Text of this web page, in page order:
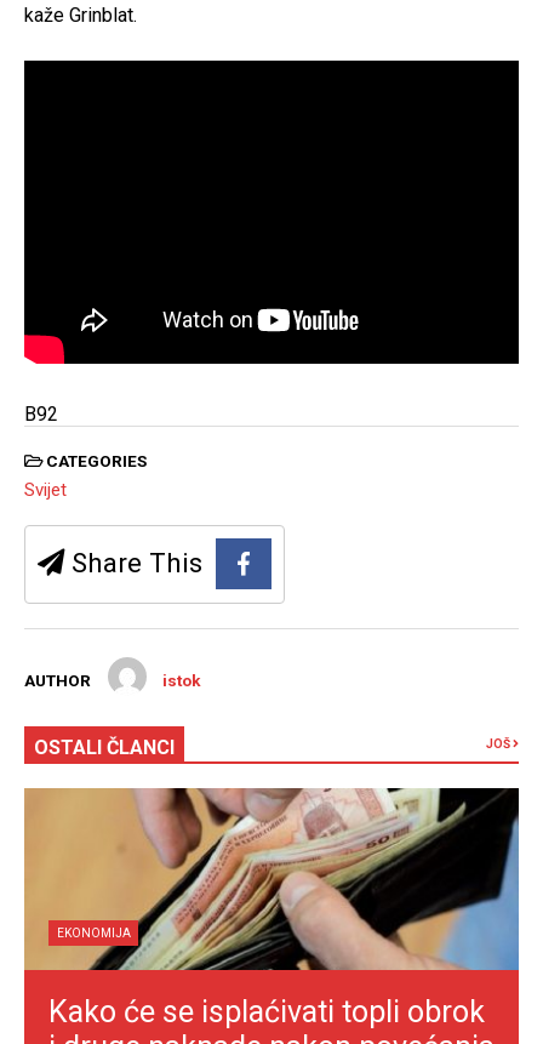
kaže Grinblat.
B92
CATEGORIES
Svijet
Share This
AUTHOR istok
OSTALI ČLANCI JOŠ
EKONOMIJA
Kako će se isplaćivati topli obrok